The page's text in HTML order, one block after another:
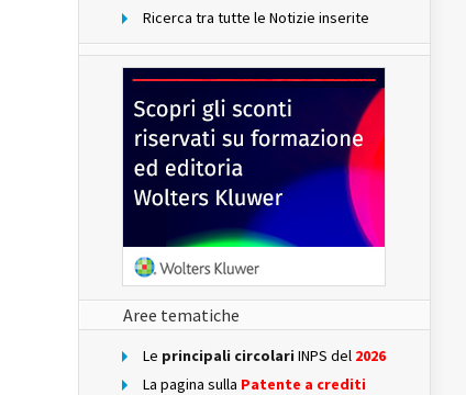
Ricerca tra tutte le Notizie inserite
Aree tematiche
Le principali circolari INPS del 2026
La pagina sulla Patente a crediti